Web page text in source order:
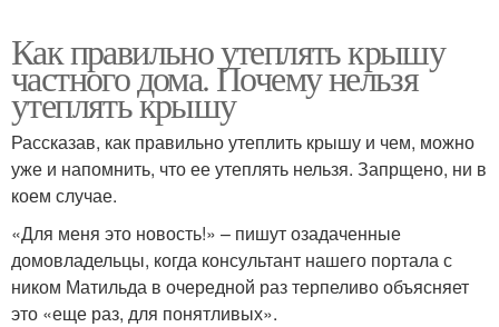
Как правильно утеплять крышу
частного дома. Почему нельзя
утеплять крышу
Рассказав, как правильно утеплить крышу и чем, можно
уже и напомнить, что ее утеплять нельзя. Запрщено, ни в
коем случае.
«Для меня это новость!» – пишут озадаченные
домовладельцы, когда консультант нашего портала с
ником Матильда в очередной раз терпеливо объясняет
это «еще раз, для понятливых».